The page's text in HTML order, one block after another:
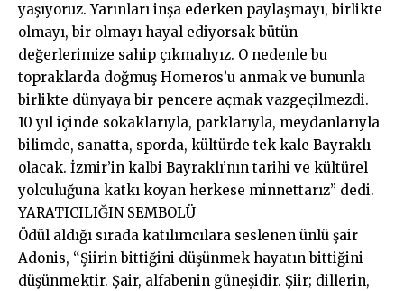
yaşıyoruz. Yarınları inşa ederken paylaşmayı, birlikte
olmayı, bir olmayı hayal ediyorsak bütün
değerlerimize sahip çıkmalıyız. O nedenle bu
topraklarda doğmuş Homeros’u anmak ve bununla
birlikte dünyaya bir pencere açmak vazgeçilmezdi.
10 yıl içinde sokaklarıyla, parklarıyla, meydanlarıyla
bilimde, sanatta, sporda, kültürde tek kale Bayraklı
olacak. İzmir’in kalbi Bayraklı’nın tarihi ve kültürel
yolculuğuna katkı koyan herkese minnettarız” dedi.
YARATICILIĞIN SEMBOLÜ
Ödül aldığı sırada katılımcılara seslenen ünlü şair
Adonis, “Şiirin bittiğini düşünmek hayatın bittiğini
düşünmektir. Şair, alfabenin güneşidir. Şiir; dillerin,